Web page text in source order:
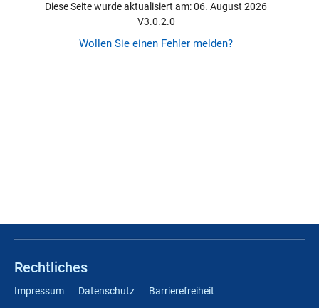
Diese Seite wurde aktualisiert am: 06. August 2026
V3.0.2.0
Wollen Sie einen Fehler melden?
Rechtliches
Impressum Datenschutz Barrierefreiheit